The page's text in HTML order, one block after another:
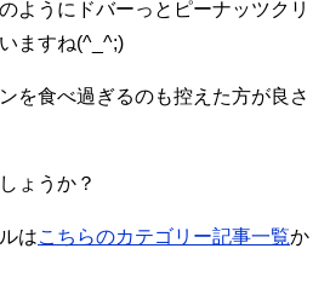
ようにドバーっとピーナッツクリ
ますね(^_^;)
を食べ過ぎるのも控えた方が良さ
ょうか？
はこちらのカテゴリー記事一覧か